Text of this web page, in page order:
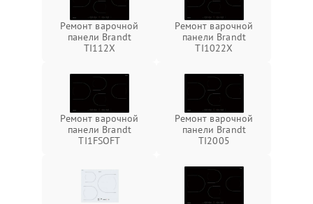
Ремонт варочной
панели Brandt
TI112X
Ремонт варочной
панели Brandt
TI1022X
Ремонт варочной
панели Brandt
TI1FSOFT
Ремонт варочной
панели Brandt
TI2005